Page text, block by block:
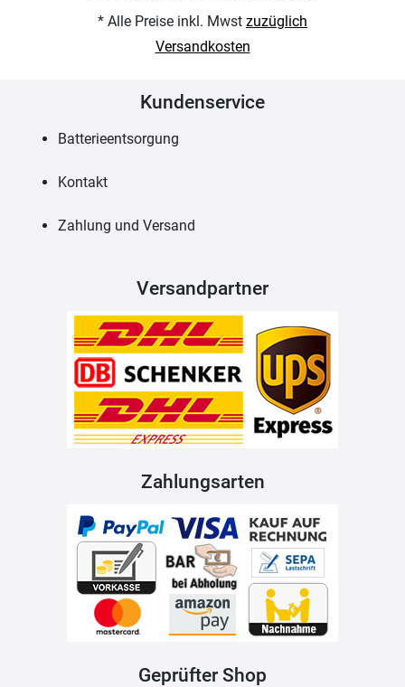
* Alle Preise inkl. Mwst zuzüglich
Versandkosten
Kundenservice
Batterieentsorgung
Kontakt
Zahlung und Versand
Versandpartner
Zahlungsarten
Geprüfter Shop